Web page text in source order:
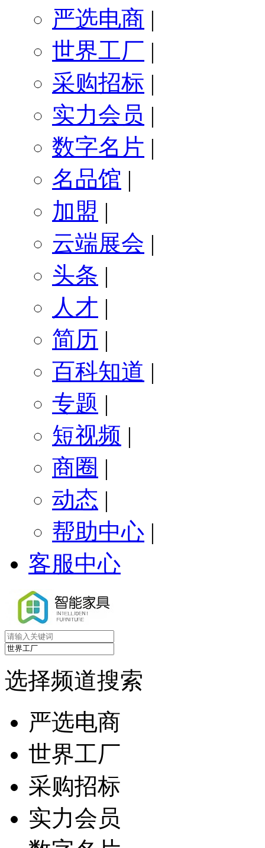
严选电商 |
世界工厂 |
采购招标 |
实力会员 |
数字名片 |
名品馆 |
加盟 |
云端展会 |
头条 |
人才 |
简历 |
百科知道 |
专题 |
短视频 |
商圈 |
动态 |
帮助中心 |
客服中心
选择频道搜索
严选电商
世界工厂
采购招标
实力会员